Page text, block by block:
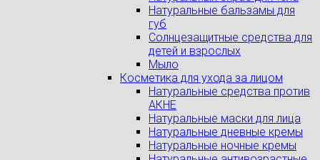
Натуральные бальзамы для
губ
Солнцезащитные средства для
детей и взрослых
Мыло
Косметика для ухода за лицом
Натуральные средства против
АКНЕ
Натуральные маски для лица
Натуральные дневные кремы
Натуральные ночные кремы